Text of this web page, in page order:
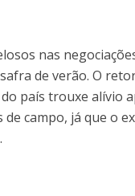
nas
de verão. O
país trouxe alívio
campo, já que o